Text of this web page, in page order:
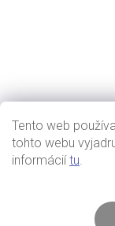
Tento web
tohto webu
informáciítu.